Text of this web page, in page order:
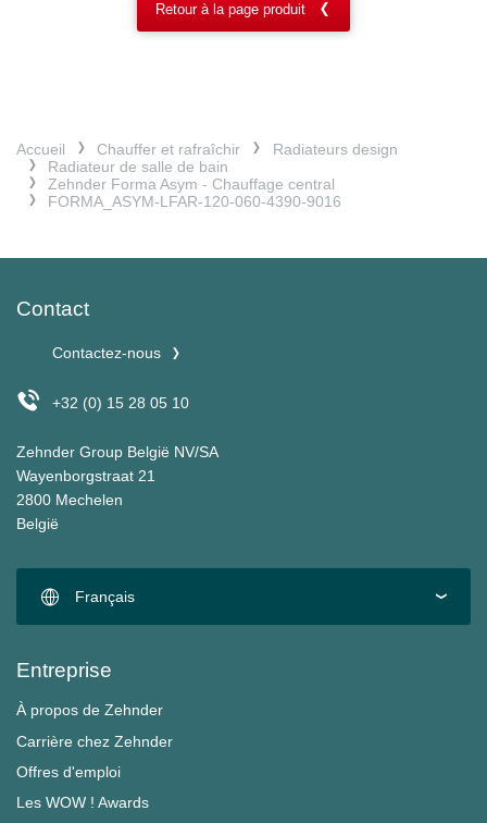
Retour à la page produit
Accueil Chauffer et rafraîchir
Radiateurs design
Radiateur de salle de bain
Zehnder Forma Asym - Chauffage central
FORMA_ASYM-LFAR-120-060-4390-9016
Contact
Contactez-nous
+32 (0) 15 28 05 10
Zehnder Group België NV/SA
Wayenborgstraat 21
2800 Mechelen
België
Français
Entreprise
À propos de Zehnder
Carrière chez Zehnder
Offres d'emploi
Les WOW ! Awards